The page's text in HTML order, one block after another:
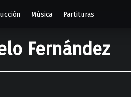
Música Partituras
Fernández